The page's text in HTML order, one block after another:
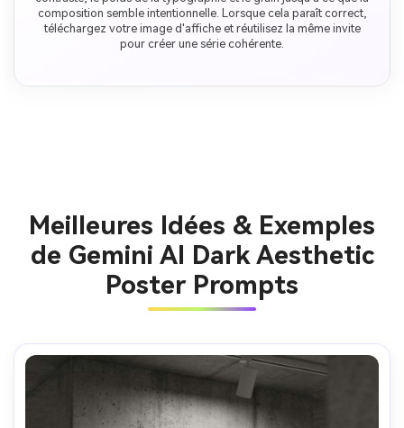
composition semble intentionnelle. Lorsque cela paraît correct,
téléchargez votre image d'affiche et réutilisez la même invite
pour créer une série cohérente.
Meilleures Idées & Exemples
de Gemini AI Dark Aesthetic
Poster Prompts